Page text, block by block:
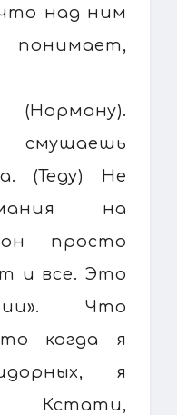
над ним
(Теду) Не
на
просто
и все. Это
Что
когда я
я
Кстати,